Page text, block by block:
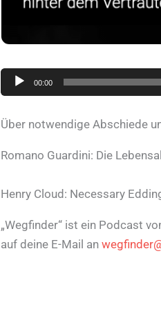
Audio-
Player
00:00
Über notwendige Abschiede
Romano Guardini: Die
Henry Cloud: Necessary
„Wegfinder“ ist ein Podcast
auf deine E-Mail an